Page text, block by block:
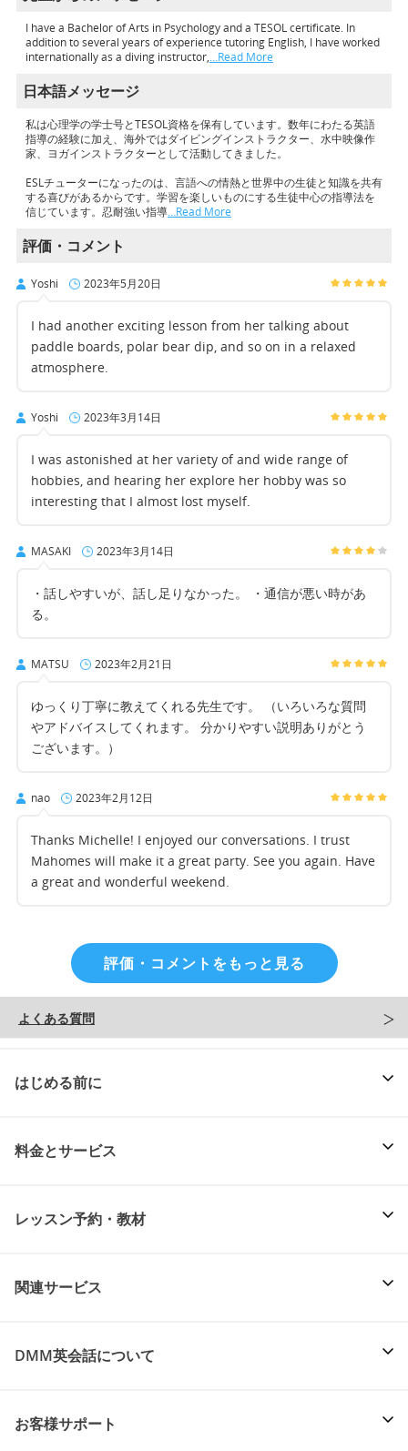
I have a Bachelor of Arts in Psychology and a TESOL certificate. In
addition to several years of experience tutoring English, I have worked
internationally as a diving instructor,…Read More
日本語メッセージ
私は心理学の学士号とTESOL資格を保有しています。数年にわたる英語
指導の経験に加え、海外ではダイビングインストラクター、水中映像作
家、ヨガインストラクターとして活動してきました。
ESLチューターになったのは、言語への情熱と世界中の生徒と知識を共有
する喜びがあるからです。学習を楽しいものにする生徒中心の指導法を
信じています。忍耐強い指導…Read More
評価・コメント
Yoshi 2023年5月20日
I had another exciting lesson from her talking about
paddle boards, polar bear dip, and so on in a relaxed
atmosphere.
Yoshi 2023年3月14日
I was astonished at her variety of and wide range of
hobbies, and hearing her explore her hobby was so
interesting that I almost lost myself.
MASAKI 2023年3月14日
・話しやすいが、話し足りなかった。 ・通信が悪い時があ
る。
MATSU 2023年2月21日
ゆっくり丁寧に教えてくれる先生です。 （いろいろな質問
やアドバイスしてくれます。 分かりやすい説明ありがとう
ございます。）
nao 2023年2月12日
Thanks Michelle! I enjoyed our conversations. I trust
Mahomes will make it a great party. See you again. Have
a great and wonderful weekend.
評価・コメントをもっと見る
よくある質問
はじめる前に
料金とサービス
レッスン予約・教材
関連サービス
DMM英会話について
お客様サポート